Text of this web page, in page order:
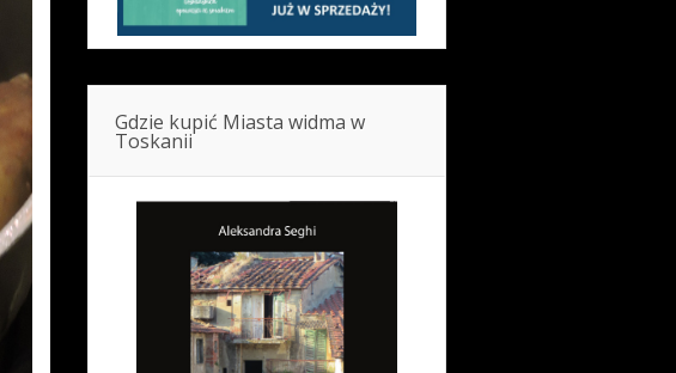
Gdzie kupić Miasta widma w
Toskanii